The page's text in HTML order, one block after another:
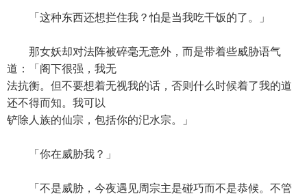
「这种东西还想拦住我？怕是当我吃干饭的了。」
那女妖却对法阵被碎毫无意外，而是带着些威胁语气
道：「阁下很强，我无
法抗衡。但不要想着无视我的话，否则什么时候着了我的道
还不得而知。我可以
铲除人族的仙宗，包括你的汜水宗。」
「你在威胁我？」
「不是威胁，今夜遇见周宗主是碰巧而不是恭候。不管